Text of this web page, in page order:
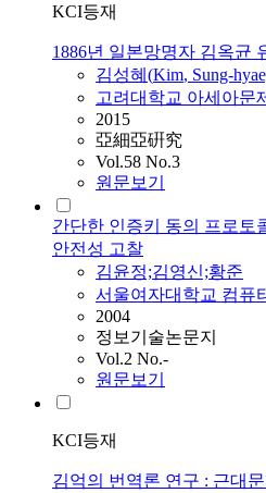
KCI등재
1886년 일본망명자 김옥균
김성혜(Kim, Sung-
고려대학교 아세아문
2015
亞細亞硏究
Vol.58 No.3
원문보기
간단한 인증키 동의 프로토
안전성 고찰
김윤정;김영신;황준
서울여자대학교 컴퓨
2004
정보기술논문지
Vol.2 No.-
원문보기
KCI등재
김억의 번역론 연구 : 근대